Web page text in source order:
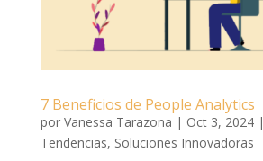
7 Beneficios de People Analytics
por Vanessa Tarazona | Oct 3, 2024|
Tendencias, Soluciones Innovadoras